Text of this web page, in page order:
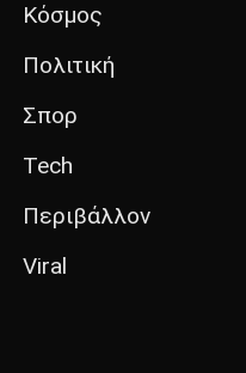
Κόσμος
Πολιτική
Σπορ
Tech
Περιβάλλον
Viral